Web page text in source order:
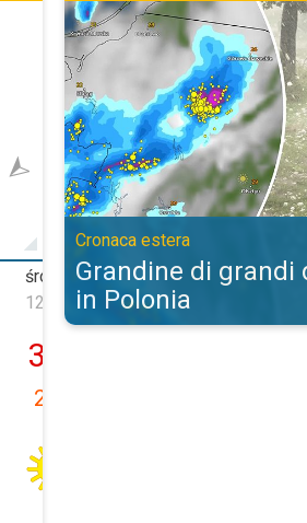
Mattino
27 °
30 %
32
środa
środa, 12.08
12.08
36
21
czwartek
13.08
Grandine di grandi dimensioni in
Cronaca estera
Grandine di grandi
in Polonia